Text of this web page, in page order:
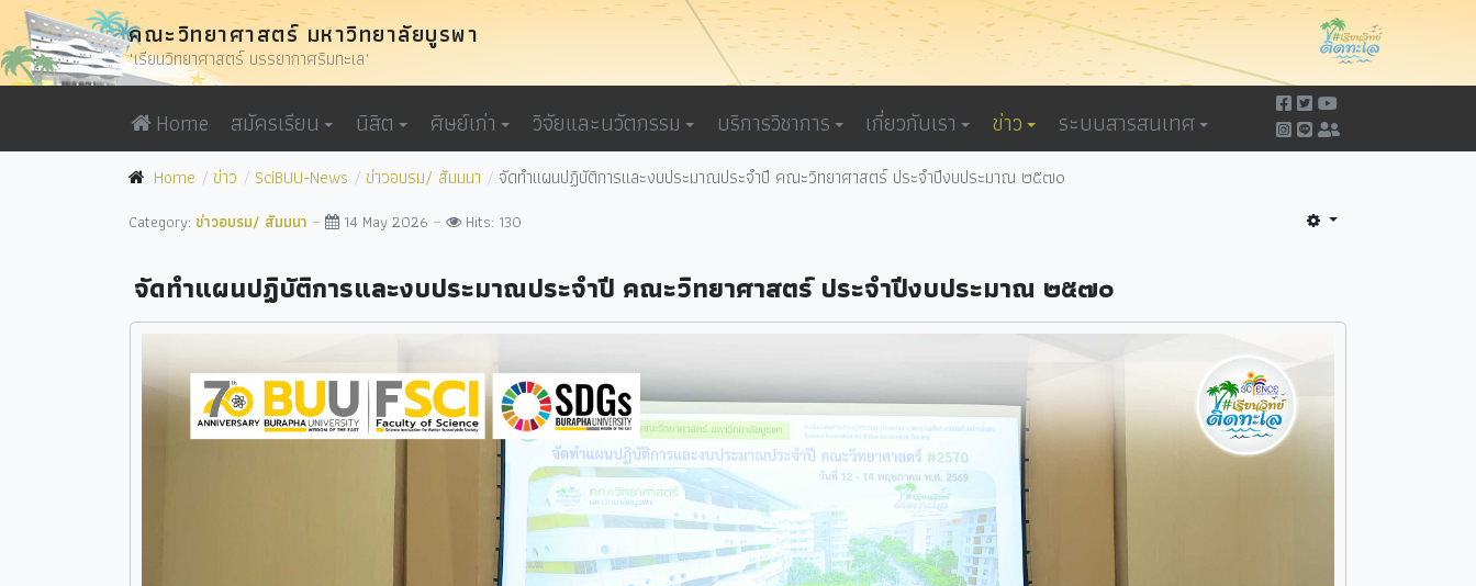
คณะวิทยาศาสตร์ มหาวิทยาลัยบูรพา
"เรียนวิทยาศาสตร์ บรรยากาศริมทะเล"
Home สมัครเรียน นิสิต ศิษย์เก่า วิจัยและนวัตกรรม บริการวิชาการ เกี่ยวกับเรา ข่าว ระบบสารสนเทศ
Home ข่าว SciBUU-News ข่าวอบรม/ สัมมนา จัดทำแผนปฏิบัติการและงบประมาณประจำปี คณะวิทยาศาสตร์ ประจำปีงบประมาณ ๒๕๗๐
Category: ข่าวอบรม/ สัมมนา 14 May 2026 Hits: 130
จัดทำแผนปฏิบัติการและงบประมาณประจำปี คณะวิทยาศาสตร์ ประจำปีงบประมาณ ๒๕๗๐